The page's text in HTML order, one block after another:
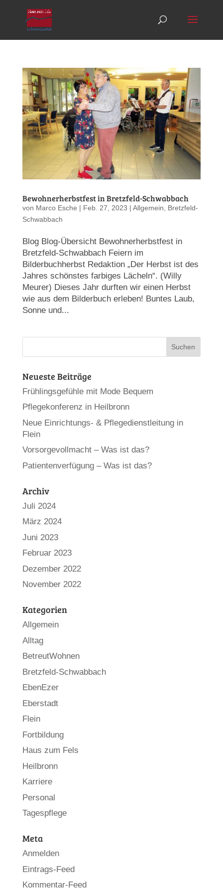
Bewohnerherbstfest in Bretzfeld-Schwabbach
von Marco Esche | Feb. 27, 2023 | Allgemein
Bretzfeld-
Schwabbach
Blog Blog-Übersicht Bewohnerherbstfest in
Bretzfeld-Schwabbach Feiern im
Bilderbuchherbst Redaktion „Der Herbst ist des
Jahres schönstes farbiges Lächeln“. (Willy
Meurer) Dieses Jahr durften wir einen Herbst
wie aus dem Bilderbuch erleben! Buntes Laub,
Sonne und...
Neueste Beiträge
Frühlingsgefühle mit Mode Bequem
Pflegekonferenz in Heilbronn
Neue Einrichtungs- & Pflegedienstleitung in
Flein
Vorsorgevollmacht – Was ist das?
Patientenverfügung – Was ist das?
Archiv
Juli 2024
März 2024
Juni 2023
Februar 2023
Dezember 2022
November 2022
Kategorien
Allgemein
Alltag
BetreutWohnen
Bretzfeld-Schwabbach
EbenEzer
Eberstadt
Flein
Fortbildung
Haus zum Fels
Heilbronn
Karriere
Personal
Tagespflege
Meta
Anmelden
Eintrags-Feed
Kommentar-Feed